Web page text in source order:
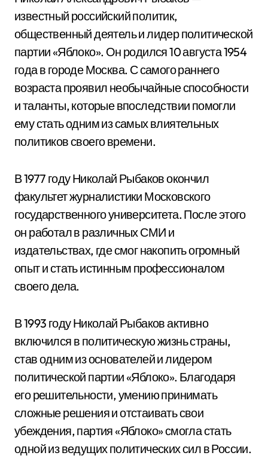
известный российский политик,
общественный деятель и лидер политической
партии «Яблоко». Он родился 10 августа 1954
года в городе Москва. С самого раннего
возраста проявил необычайные способности
и таланты, которые впоследствии помогли
ему стать одним из самых влиятельных
политиков своего времени.
В 1977 году Николай Рыбаков окончил
факультет журналистики Московского
государственного университета. После этого
он работал в различных СМИ и
издательствах, где смог накопить огромный
опыт и стать истинным профессионалом
своего дела.
В 1993 году Николай Рыбаков активно
включился в политическую жизнь страны,
став одним из основателей и лидером
политической партии «Яблоко». Благодаря
его решительности, умению принимать
сложные решения и отстаивать свои
убеждения, партия «Яблоко» смогла стать
одной из ведущих политических сил в России.